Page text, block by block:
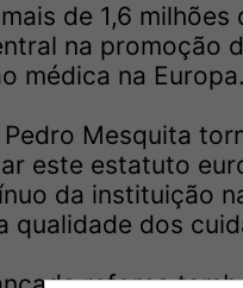
de 1,6
na promoção
médica na Europa.
Mesquita
este estatuto
da instituição
qualidade dos